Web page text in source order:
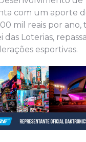
com um aporte
mil reais por ano,
das Loterias,
esportivas.